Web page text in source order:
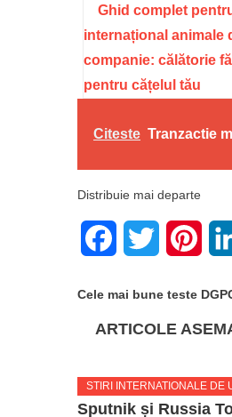
Ghid complet
internațional animale
companie: călătorie
pentru cățelul tău
Citeste Tranzactie
Distribuie mai departe
FacebookTwitter
Cele mai bune teste
ARTICOLE
STIRI INTERNATIONALE DE
Sputnik și Russia